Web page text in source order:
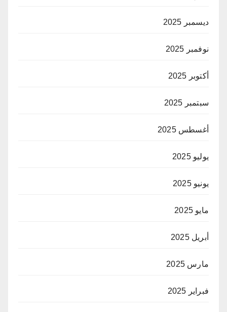
ديسمبر 2025
نوفمبر 2025
أكتوبر 2025
سبتمبر 2025
أغسطس 2025
يوليو 2025
يونيو 2025
مايو 2025
أبريل 2025
مارس 2025
فبراير 2025